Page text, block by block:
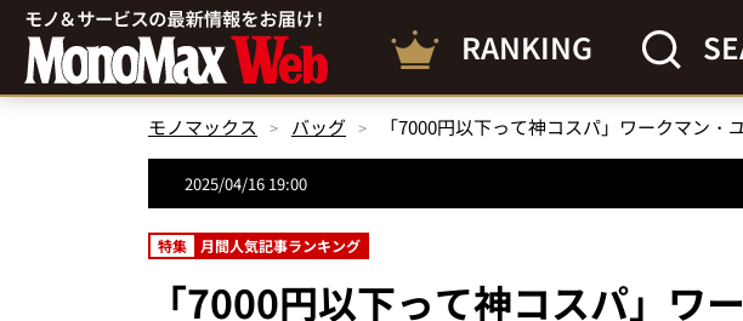
RANKING
モノマックス バッグ
2025/04/16 19:00
特集 月間人気記事ランキング
「7000円以下って神コスパ」ワ